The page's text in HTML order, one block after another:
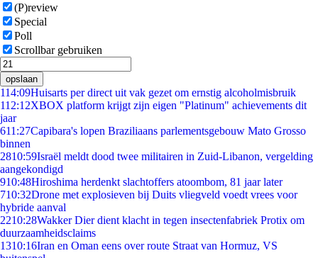
(P)review
Special
Poll
Scrollbar gebruiken
opslaan
114:09Huisarts per direct uit vak gezet om ernstig alcoholmisbruik
112:12XBOX platform krijgt zijn eigen "Platinum" achievements dit
jaar
611:27Capibara's lopen Braziliaans parlementsgebouw Mato Grosso
binnen
2810:59Israël meldt dood twee militairen in Zuid-Libanon, vergelding
aangekondigd
910:48Hiroshima herdenkt slachtoffers atoombom, 81 jaar later
710:32Drone met explosieven bij Duits vliegveld voedt vrees voor
hybride aanval
2210:28Wakker Dier dient klacht in tegen insectenfabriek Protix om
duurzaamheidsclaims
1310:16Iran en Oman eens over route Straat van Hormuz, VS